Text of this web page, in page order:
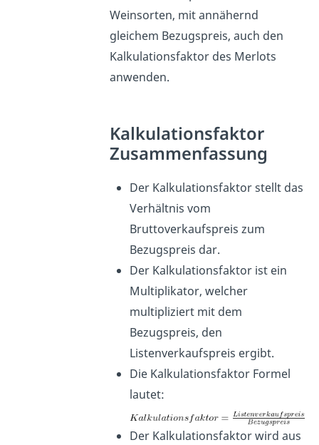
Weinsorten, mit annähernd
gleichem Bezugspreis, auch den
Kalkulationsfaktor des Merlots
anwenden.
Kalkulationsfaktor
Zusammenfassung
Der Kalkulationsfaktor stellt das
Verhältnis vom
Bruttoverkaufspreis zum
Bezugspreis dar.
Der Kalkulationsfaktor ist ein
Multiplikator, welcher
multipliziert mit dem
Bezugspreis, den
Listenverkaufspreis ergibt.
Die Kalkulationsfaktor Formel
lautet:
Der Kalkulationsfaktor wird aus